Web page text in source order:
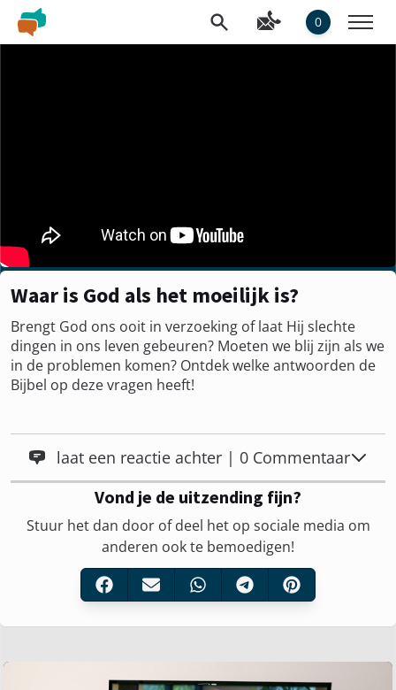
0
Waar is God als het moeilijk is?
Brengt God ons ooit in verzoeking of laat Hij slechte
dingen in ons leven gebeuren? Moeten we blij zijn als we
in de problemen komen? Ontdek welke antwoorden de
Bijbel op deze vragen heeft!
laat een reactie achter | 0 Commentaar
Vond je de uitzending fijn?
Stuur het dan door of deel het op sociale media om
anderen ook te bemoedigen!